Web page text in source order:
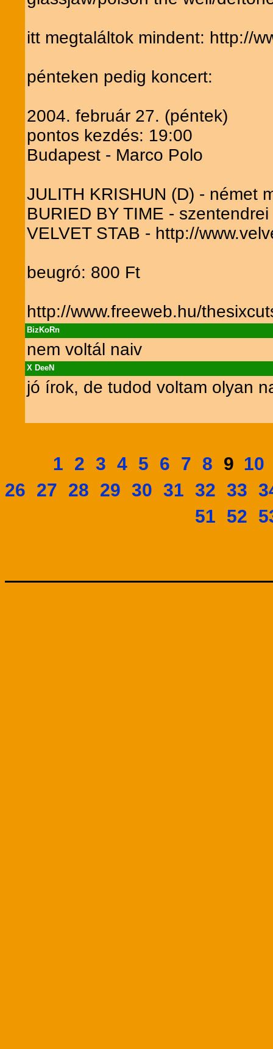
itt megtaláltok mindent: http://
pénteken pedig koncert:
2004. február 27. (péntek)
pontos kezdés: 19:00
Budapest - Marco Polo
JULITH KRISHUN (D) - német
BURIED BY TIME -
VELVET STAB - http://
beugró: 800 Ft
http://www.freeweb.hu/
BizKoRn
nem voltál naiv
X DeeN
jó írok, de tudod voltam olyan
1 2 3 4 5 6 7 8 9 10
26 27 28 29 30 31 32 33
51 52